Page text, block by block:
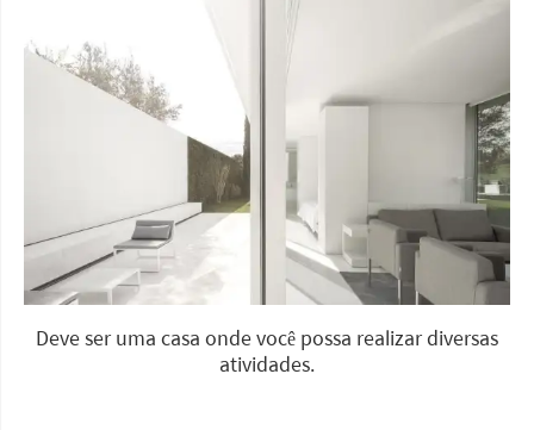
Deve ser uma casa onde você possa realizar diversas
atividades.